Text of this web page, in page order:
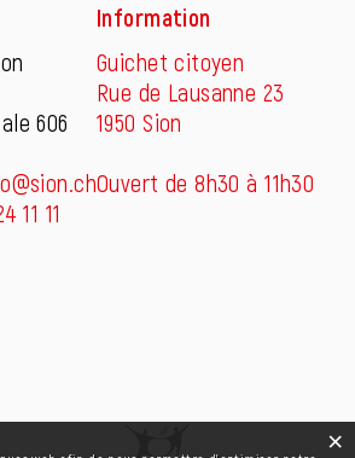
606
11 11
Information
Guichet citoyen
Rue de Lausanne 23
1950 Sion
Ouvert de 8h30 à 11h30
×